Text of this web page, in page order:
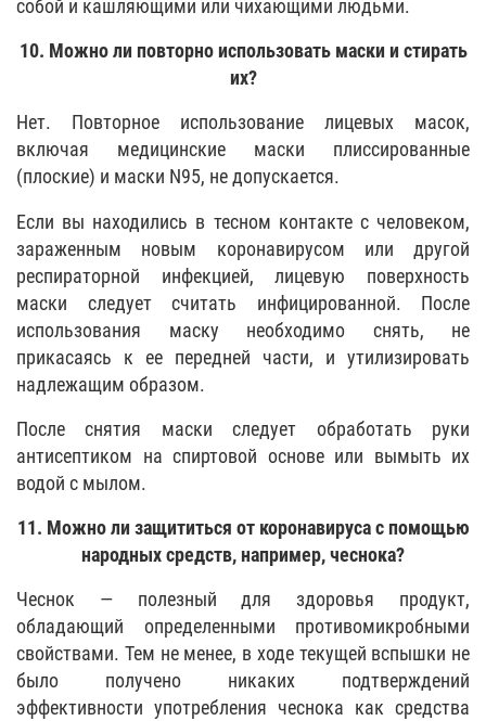
собой и кашляющими или чихающими людьми.
10. Можно ли повторно использовать маски и стирать
их?
Нет. Повторное использование лицевых масок,
включая медицинские маски плиссированные
(плоские) и маски N95, не допускается.
Если вы находились в тесном контакте с человеком,
зараженным новым коронавирусом или другой
респираторной инфекцией, лицевую поверхность
маски следует считать инфицированной. После
использования маску необходимо снять, не
прикасаясь к ее передней части, и утилизировать
надлежащим образом.
После снятия маски следует обработать руки
антисептиком на спиртовой основе или вымыть их
водой с мылом.
11. Можно ли защититься от коронавируса с помощью
народных средств, например, чеснока?
Чеснок — полезный для здоровья продукт,
обладающий определенными противомикробными
свойствами. Тем не менее, в ходе текущей вспышки не
было получено никаких подтверждений
эффективности употребления чеснока как средства